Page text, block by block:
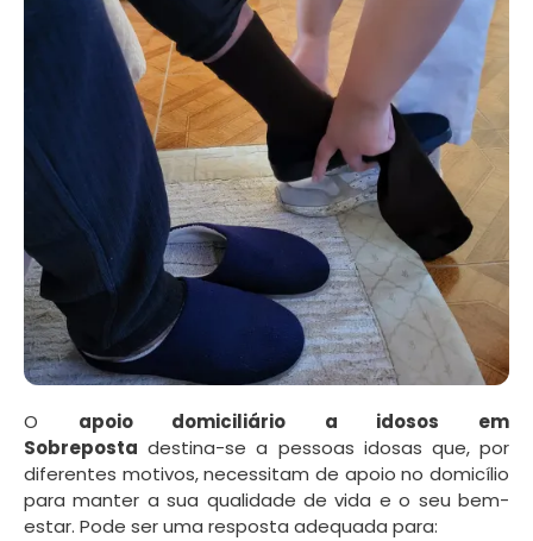
O apoio domiciliário a idosos em
Sobreposta destina-se a pessoas idosas que, por
diferentes motivos, necessitam de apoio no domicílio
para manter a sua qualidade de vida e o seu bem-
estar. Pode ser uma resposta adequada para: